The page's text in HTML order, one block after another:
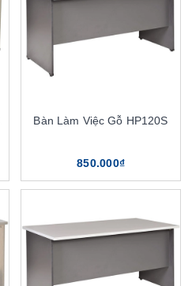
Bàn Làm Việc Gỗ HP120S
850.000₫